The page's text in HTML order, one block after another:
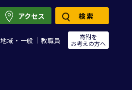
地域・一般 教職員
寄附を
お考えの方へ
アクセス 検索